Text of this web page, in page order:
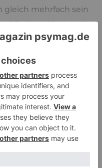
gleich mehrfach sein
sich dramatischer Akt
noch einmal oder
Psychenebenbei,
auch nur
dass man die
und der
anbietet, die
Willkür und